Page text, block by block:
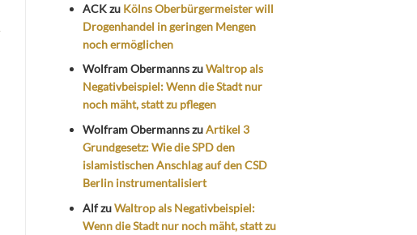
ACKzu Kölns Oberbürgermeister will
Drogenhandel in geringen Mengen
noch ermöglichen
Wolfram ObermannszuWaltrop als
Negativbeispiel: Wenn die Stadt nur
noch mäht, statt zu pflegen
Wolfram ObermannszuArtikel 3
Grundgesetz: Wie die SPD den
islamistischen Anschlag auf den CSD
Berlin instrumentalisiert
AlfzuWaltrop als Negativbeispiel:
Wenn die Stadt nur noch mäht, statt zu